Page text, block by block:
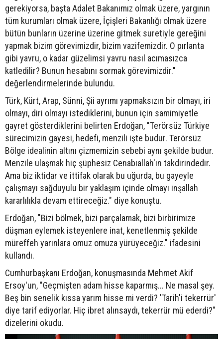
gerekiyorsa, başta Adalet Bakanımız olmak üzere, yargının
tüm kurumları olmak üzere, İçişleri Bakanlığı olmak üzere
bütün bunların üzerine üzerine gitmek suretiyle gereğini
yapmak bizim görevimizdir, bizim vazifemizdir. O pırlanta
gibi yavru, o kadar güzelimsi yavru nasıl acımasızca
katledilir? Bunun hesabını sormak görevimizdir."
değerlendirmelerinde bulundu.
Türk, Kürt, Arap, Sünni, Şii ayrımı yapmaksızın bir olmayı, iri
olmayı, diri olmayı istediklerini, bunun için samimiyetle
gayret gösterdiklerini belirten Erdoğan, "Terörsüz Türkiye
sürecimizin gayesi, hedefi, menzili işte budur. Terörsüz
Bölge idealinin altını çizmemizin sebebi aynı şekilde budur.
Menzile ulaşmak hiç şüphesiz Cenabıallah'ın takdirindedir.
Ama biz iktidar ve ittifak olarak bu uğurda, bu gayeyle
çalışmayı sağduyulu bir yaklaşım içinde olmayı inşallah
kararlılıkla devam ettireceğiz." diye konuştu.
Erdoğan, "Bizi bölmek, bizi parçalamak, bizi birbirimize
düşman eylemek isteyenlere inat, kenetlenmiş şekilde
müreffeh yarınlara omuz omuza yürüyeceğiz." ifadesini
kullandı.
Cumhurbaşkanı Erdoğan, konuşmasında Mehmet Akif
Ersoy'un, "Geçmişten adam hisse kaparmış... Ne masal şey.
Beş bin senelik kıssa yarım hisse mi verdi? 'Tarih'i tekerrür'
diye tarif ediyorlar. Hiç ibret alınsaydı, tekerrür mü ederdi?"
dizelerini okudu.